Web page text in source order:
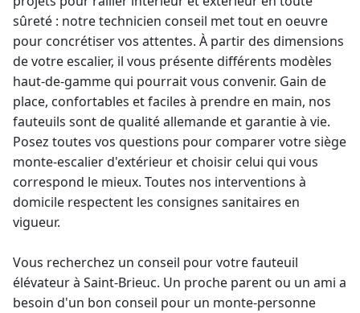
sûreté : notre technicien conseil met tout en oeuvre
pour concrétiser vos attentes. À partir des dimensions
de votre escalier, il vous présente différents modèles
haut-de-gamme qui pourrait vous convenir. Gain de
place, confortables et faciles à prendre en main, nos
fauteuils sont de qualité allemande et garantie à vie.
Posez toutes vos questions pour comparer votre siège
monte-escalier d'extérieur et choisir celui qui vous
correspond le mieux. Toutes nos interventions à
domicile respectent les consignes sanitaires en
vigueur.
Vous recherchez un conseil pour votrefauteuil
élévateurà Saint-Brieuc. Un proche parent ou un ami a
besoin d'un bon conseil pour un monte-personne